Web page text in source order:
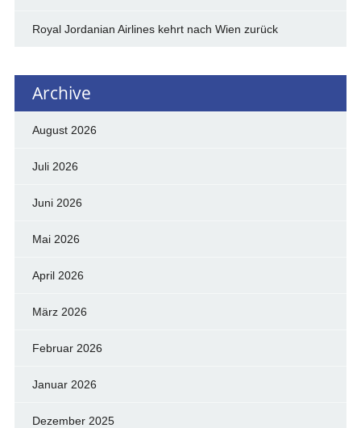
Royal Jordanian Airlines kehrt nach Wien zurück
Archive
August 2026
Juli 2026
Juni 2026
Mai 2026
April 2026
März 2026
Februar 2026
Januar 2026
Dezember 2025